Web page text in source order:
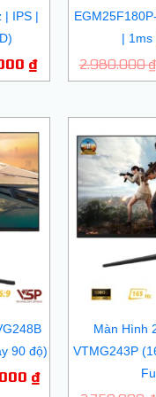
| IPS |
₫
| 1ms
2.980.000₫
90 độ)
₫.
₫
2.400.000 ₫.
Màn Hình
VTMG243P